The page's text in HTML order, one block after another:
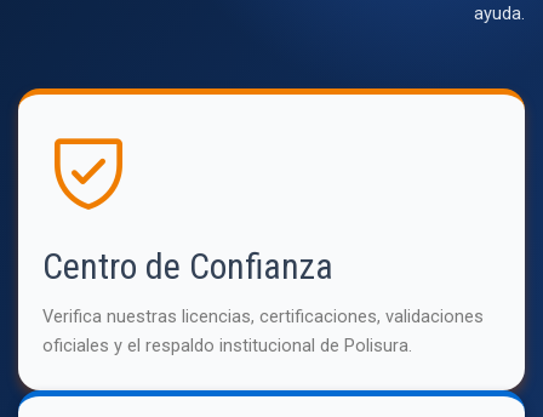
ayuda.
Centro de Confianza
Verifica nuestras licencias, certificaciones, validaciones
oficiales y el respaldo institucional de Polisura.